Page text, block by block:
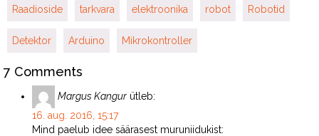
Raadioside tarkvara elektroonika robot Robotid
Detektor Arduino Mikrokontroller
7 Comments
Margus Kangur ütleb:
16. aug. 2016, 15:17
Mind paelub idee säärasest muruniidukist: